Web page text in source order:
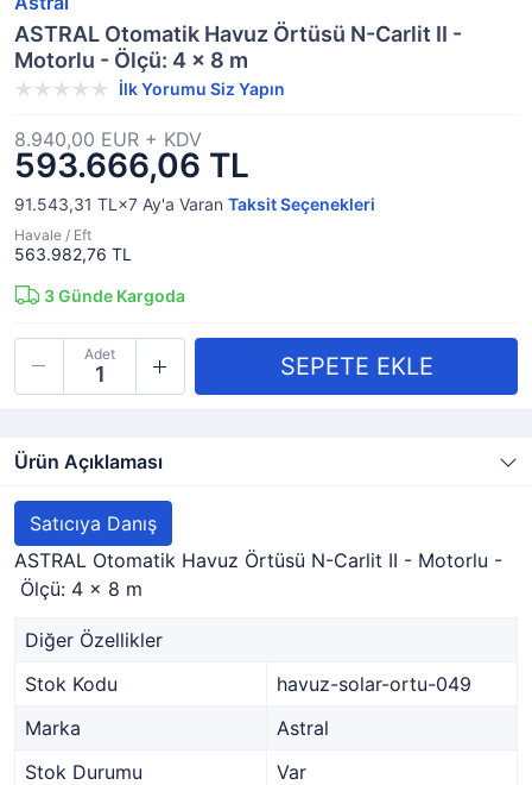
ASTRAL Otomatik Havuz Örtüsü N-Carlit II -
Motorlu - Ölçü: 4 x 8 m
İlk Yorumu Siz Yapın
593.666,06 TL
8.940,00 EUR + KDV
91.543,31 TL×7 Ay'a Varan Taksit Seçenekleri
Havale / Eft
563.982,76 TL
3Günde Kargoda
Adet
Ürün Açıklaması
Satıcıya Danış
ASTRAL Otomatik Havuz Örtüsü N-Carlit II - Motorlu -
Ölçü: 4 x 8 m
Diğer Özellikler
Stok Kodu
havuz-solar-ortu-049
Marka
Astral
Stok Durumu
Var